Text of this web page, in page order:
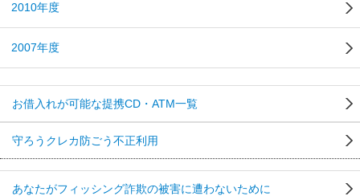
2010年度
2007年度
お借入れが可能な提携CD・ATM一覧
守ろうクレカ防ごう不正利用
あなたがフィッシング詐欺の被害に遭わないために